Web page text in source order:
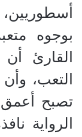
بوجوه
القارئ
التعب،
تصبح أعمق
الرواية